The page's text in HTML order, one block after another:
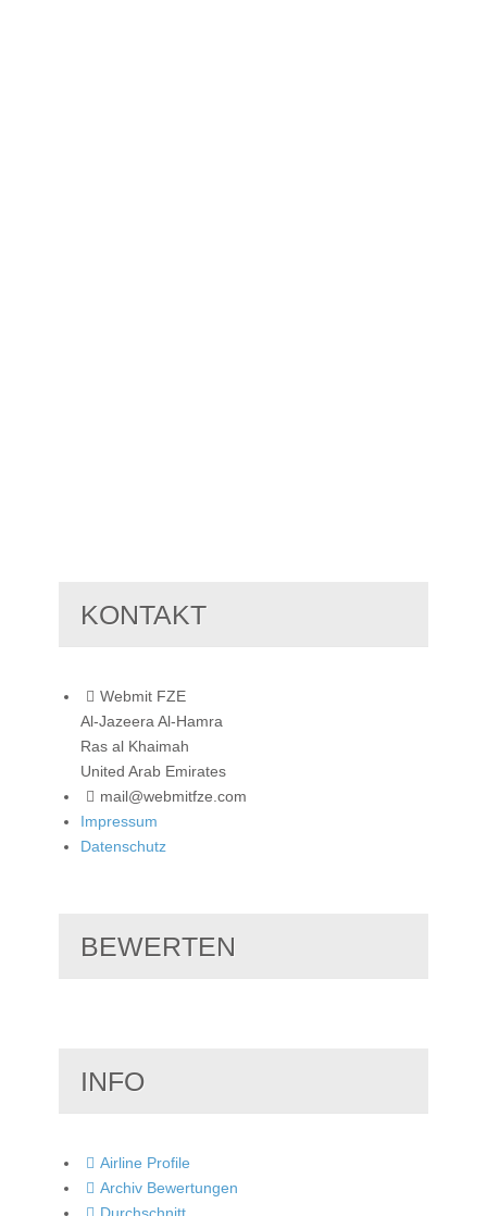
KONTAKT
Webmit FZE
Al-Jazeera Al-Hamra
Ras al Khaimah
United Arab Emirates
mail@webmitfze.com
Impressum
Datenschutz
BEWERTEN
INFO
Airline Profile
Archiv Bewertungen